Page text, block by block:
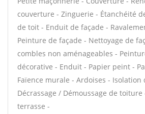
couverture - Zinguerie - Étanchéité
de toit - Enduit de façade -
Peinture de façade - Nettoyage de
combles non aménageables -
décorative - Enduit - Papier peint -
Faïence murale - Ardoises - Isolation
Décrassage / Démoussage de
terrasse -